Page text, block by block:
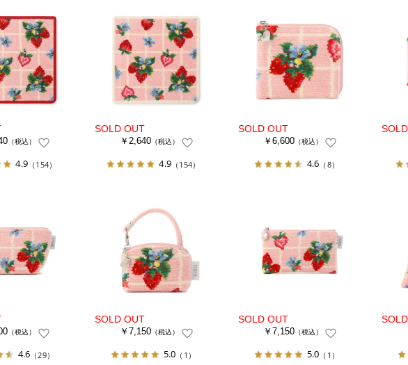
（税込）
4.9 （154）
￥2,640（税込）
4.9 （154）
￥6,600（税込）
4.6 （8）
（税込）
4.6 （29）
￥7,150（税込）
5.0 （1）
￥7,150（税込）
5.0 （1）